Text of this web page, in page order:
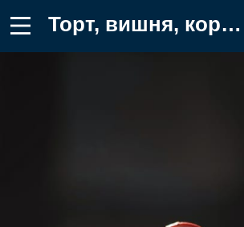
Торт, вишня, коржи Обои